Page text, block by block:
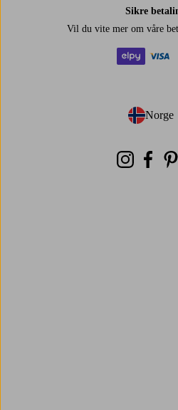
Sikre
Vil du vite mer om våre
Norge
- Velg land